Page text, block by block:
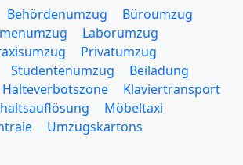
Behördenumzug
Büroumzug
Laborumzug
Privatumzug
Studentenumzug
Beiladung
Halteverbotszone
Klaviertransport
Möbeltaxi
Umzugskartons